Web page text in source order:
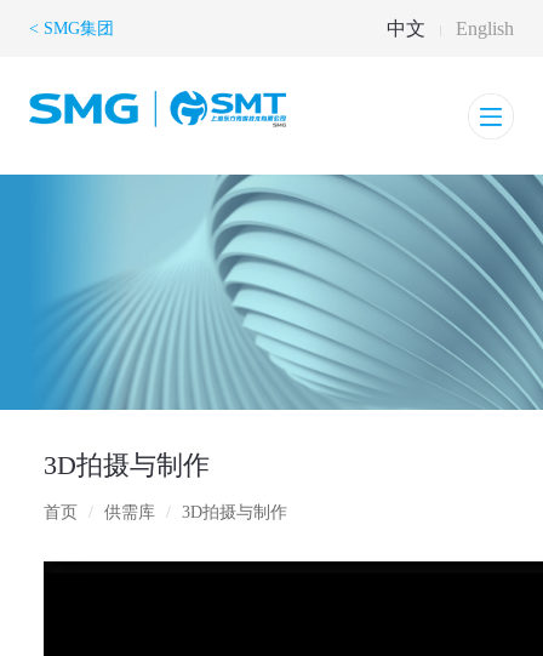
< SMG集团 中文 English
3D拍摄与制作
首页 供需库 3D拍摄与制作